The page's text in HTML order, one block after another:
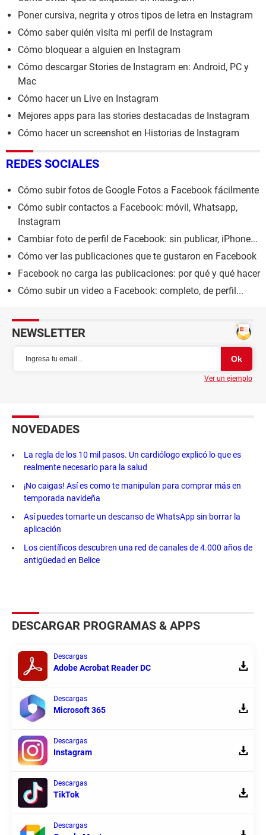
Poner cursiva, negrita y otros tipos de letra en Instagram
Cómo saber quién visita mi perfil de Instagram
Cómo bloquear a alguien en Instagram
Cómo descargar Stories de Instagram en: Android, PC y
Mac
Cómo hacer un Live en Instagram
Mejores apps para las stories destacadas de Instagram
Cómo hacer un screenshot en Historias de Instagram
REDES SOCIALES
Cómo subir fotos de Google Fotos a Facebook fácilmente
Cómo subir contactos a Facebook: móvil, Whatsapp,
Instagram
Cambiar foto de perfil de Facebook: sin publicar, iPhone...
Cómo ver las publicaciones que te gustaron en Facebook
Facebook no carga las publicaciones: por qué y qué hacer
Cómo subir un video a Facebook: completo, de perfil...
NEWSLETTER
Ver un ejemplo
NOVEDADES
La regla de los 10 mil pasos. Un cardiólogo explicó lo que es
realmente necesario para la salud
¡No caigas! Así es como te manipulan para comprar más en
temporada navideña
Así puedes tomarte un descanso de WhatsApp sin borrar la
aplicación
Los científicos descubren una red de canales de 4.000 años de
antigüedad en Belice
DESCARGAR PROGRAMAS & APPS
Descargas
Adobe Acrobat Reader DC
Descargas
Microsoft 365
Descargas
Instagram
Descargas
TikTok
Descargas